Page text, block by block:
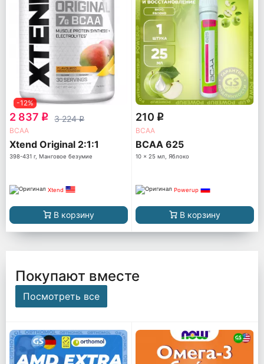
-12%
2 837 q 3 224q
ВСАА
Xtend Original 2:1:1
398-431 г, Манговое безумие
Xtend
В корзину
210 q
ВСАА
BCAA 625
10 x 25 мл, Яблоко
Powerup
В корзину
Покупают вместе
Посмотреть все